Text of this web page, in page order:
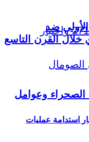
القرار 2719 واختبار استدامة عمليات
ضد
خلال القرن التاسع
الصحراء وعوامل